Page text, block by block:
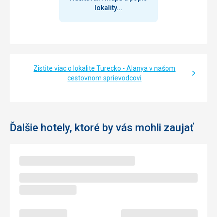
lokality...
Zistite viac o lokalite Turecko - Alanya v našom
cestovnom sprievodcovi
Ďalšie hotely, ktoré by vás mohli zaujať